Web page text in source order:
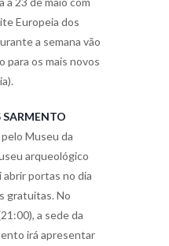
Europeia dos
a semana vão
para os mais novos
Museu da
arqueológico
portas no dia
gratuitas. No
a sede da
irá apresentar